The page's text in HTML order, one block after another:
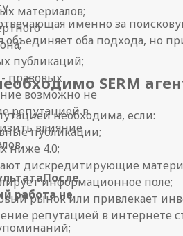
необходима, если:
публикации;
ниже 4.0;
дискредитирующие
информационное поле;
рынок или привлекает
репутацией в интернете
SERM
отвечающая именно за
объединяет оба подхода, но
материалов;
публикаций;
правовых
возможно не
репутацией в
влияние
работа не